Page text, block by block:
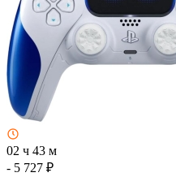
02 ч 43 м
- 5 727 ₽